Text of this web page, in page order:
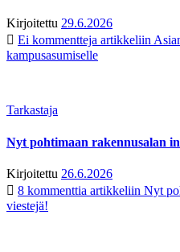
Kirjoitettu 29.6.2026
Ei kommentteja artikkeliin
kampusasumiselle
Tarkastaja
Nyt pohtimaan rakennusalan
Kirjoitettu 26.6.2026
8 kommenttia artikkeliin Nyt
viestejä!